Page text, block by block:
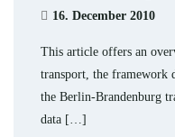
16. December 2010
This article offers an
transport, the framework
the Berlin-Brandenburg
data […]